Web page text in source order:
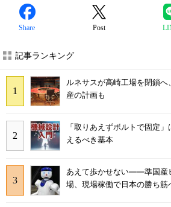
Share Post
記事ランキング
ルネサスが高崎工場を閉鎖
産の計画も
「取りあえずボルトで固定
えるべき基本
あえて歩かせない――準国産
場、現場稼働で日本の勝ち筋